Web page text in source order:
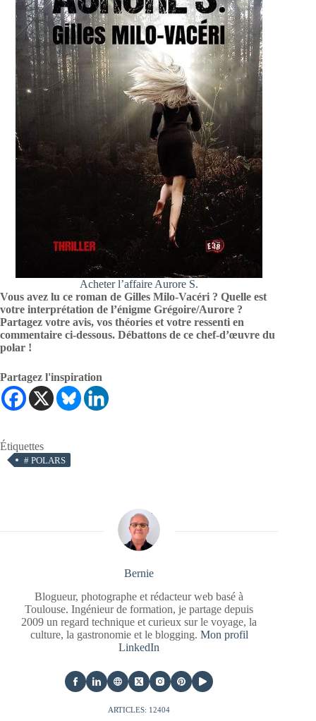
Acheter l’affaire Aurore S.
Vous avez lu ce roman de Gilles Milo-Vacéri ? Quelle est
votre interprétation de l’énigme Grégoire/Aurore ?
Partagez votre avis, vos théories et votre ressenti en
commentaire ci-dessous. Débattons de ce chef-d’œuvre du
polar !
Partagez l'inspiration
Étiquettes
# POLARS
Bernie
Blogueur, photographe et rédacteur web basé à
Toulouse. Ingénieur de formation, je partage depuis
2009 un regard technique et curieux sur le voyage, la
culture, la gastronomie et le blogging. Mon profil
LinkedIn
ARTICLES: 12404